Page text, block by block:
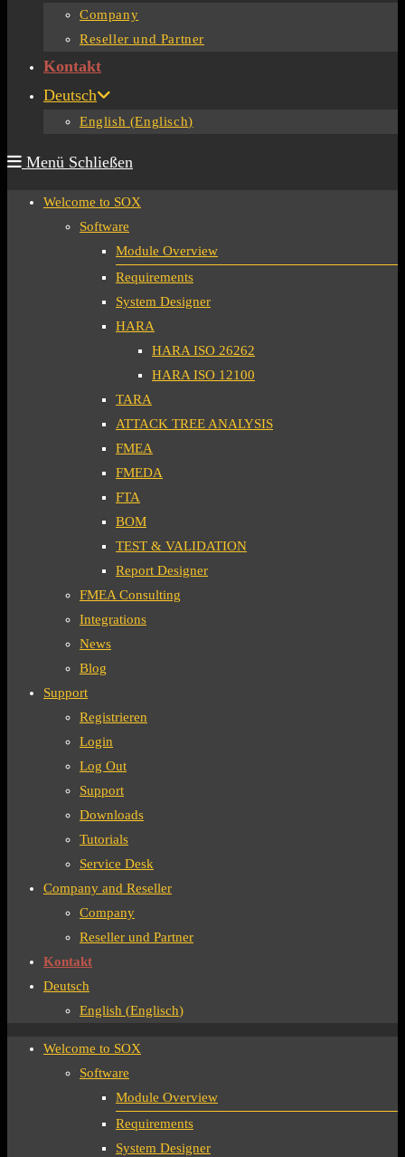
Company
Reseller und Partner
Kontakt
Deutsch
English (Englisch)
Menü Schließen
Welcome to SOX
Software
Module Overview
Requirements
System Designer
HARA
HARA ISO 26262
HARA ISO 12100
TARA
ATTACK TREE ANALYSIS
FMEA
FMEDA
FTA
BOM
TEST & VALIDATION
Report Designer
FMEA Consulting
Integrations
News
Blog
Support
Registrieren
Login
Log Out
Support
Downloads
Tutorials
Service Desk
Company and Reseller
Company
Reseller und Partner
Kontakt
Deutsch
English (Englisch)
Welcome to SOX
Software
Module Overview
Requirements
System Designer